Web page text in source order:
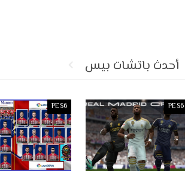
أحدث باتشات بيس
PES6
PES6